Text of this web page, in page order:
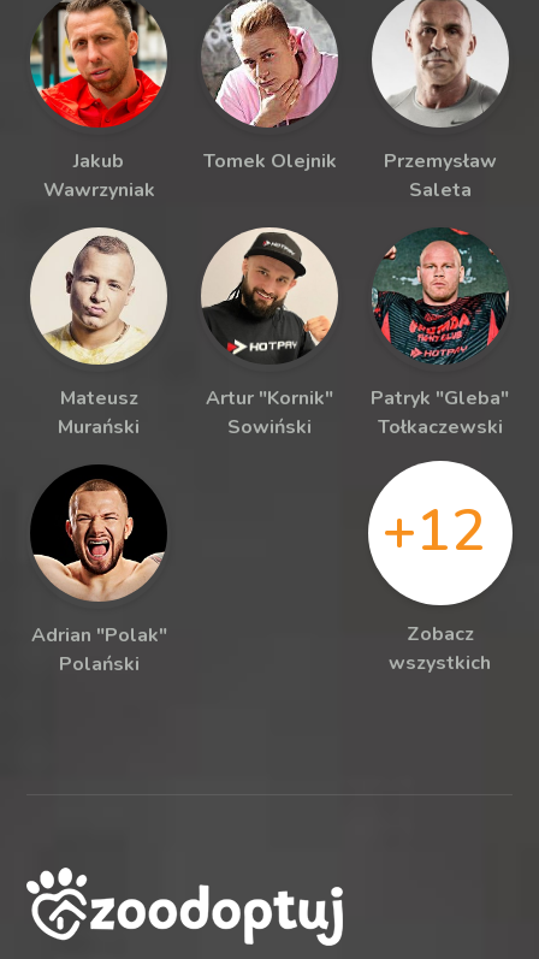
Jakub
Wawrzyniak
Tomek Olejnik
Przemysław
Saleta
Mateusz
Murański
Artur "Kornik"
Sowiński
Patryk "Gleba"
Tołkaczewski
Adrian "Polak"
Polański
+12
Zobacz
wszystkich